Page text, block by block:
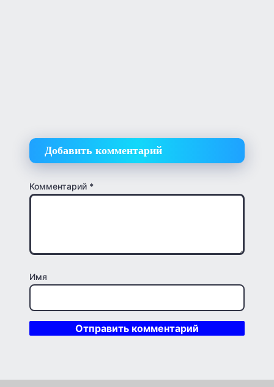
Добавить комментарий
Комментарий *
Имя